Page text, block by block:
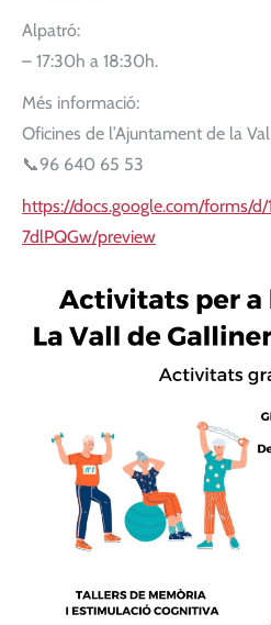
Alpatró:
– 17:30h a 18:30h.
Més informació:
Oficines de l’Ajuntament de la
📞96 640 65 53
https://docs.google.com/forms/
7dlPQGw/preview